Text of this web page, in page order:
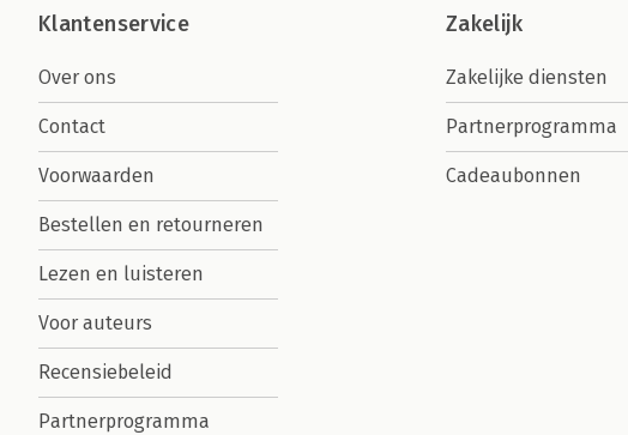
Klantenservice
Over ons
Contact
Voorwaarden
Bestellen en retourneren
Lezen en luisteren
Voor auteurs
Recensiebeleid
Partnerprogramma
Zakelijk
Zakelijke diensten
Partnerprogramma
Cadeaubonnen